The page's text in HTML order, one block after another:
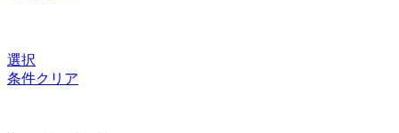
選択
条件クリア